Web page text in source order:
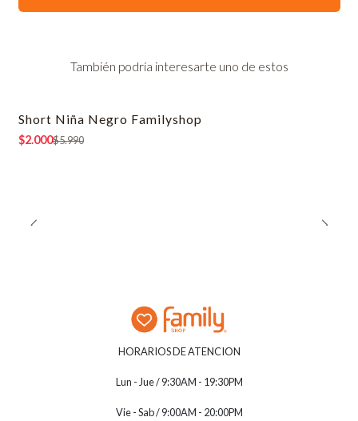
También podría interesarte uno de estos
-67% OFF
Short Niña Negro Familyshop
$2.000$5.990
HORARIOS DE ATENCION
Lun - Jue / 9:30AM - 19:30PM
Vie - Sab / 9:00AM - 20:00PM